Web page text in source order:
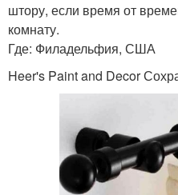
штору, если время от
комнату.
Где: Филадельфия, США
Heer's Paint and Decor